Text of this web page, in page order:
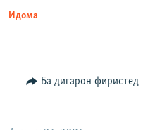
Идома
Ба дигарон фиристед